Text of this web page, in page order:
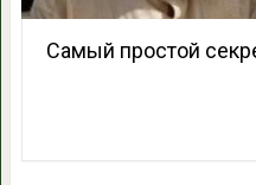
Самый простой